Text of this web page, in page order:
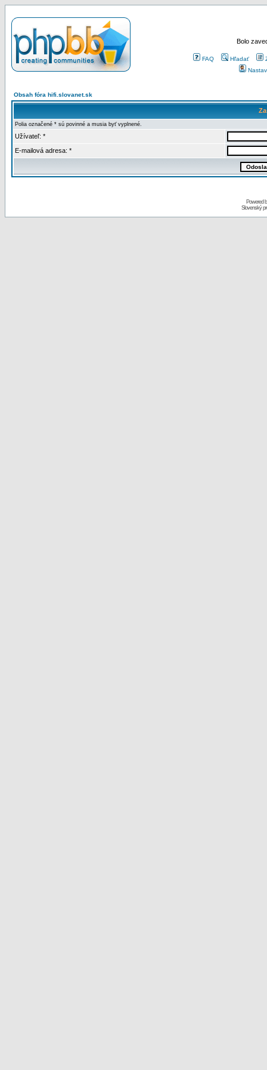
Bolo
FAQ Hľadať
Obsah fóra hifi.slovanet.sk
Polia označené * sú povinné a musia byť vyplnené.
Užívateľ: *
E-mailová adresa: *
Powered
Slovenský